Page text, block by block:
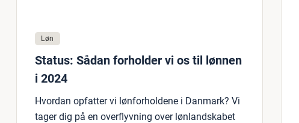
Løn
Status: Sådan forholder vi os til lønnen
i 2024
Hvordan opfatter vi lønforholdene i Danmark? Vi
tager dig på en overflyvning over lønlandskabet